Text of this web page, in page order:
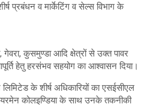
प्रबंधन व मार्केटिंग व सेल्स विभाग के
गेवरा, कुसमुण्डा आदि क्षेत्रों से उक्त पावर
हेतु हरसंभव सहयोग का आश्वासन दिया।
के शीर्ष अधिकारियों का एसईसीएल
कोलइण्डिया के साथ उनके तकनीकी